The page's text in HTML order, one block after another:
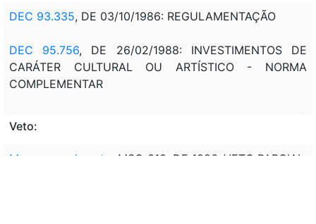
DEC 93.335, DE 03/10/1986: REGULAMENTAÇÃO
DEC 95.756, DE 26/02/1988: INVESTIMENTOS DE
CARÁTER CULTURAL OU ARTÍSTICO - NORMA
COMPLEMENTAR
Veto:
Mensagem de veto
: MSG 313, DE 1986, VETO PARCIAL,